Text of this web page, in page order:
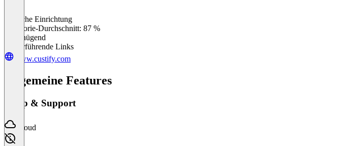
Einfache Einrichtung
Kategorie-Durchschnitt: 87 %
Ungenügend
Weiterführende Links
www.custify.com
Allgemeine Features
Setup & Support
Cloud